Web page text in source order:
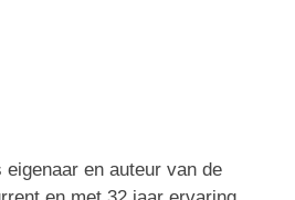
en auteur van de